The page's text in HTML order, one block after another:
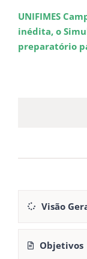
UNIFIMES
inédita, o
preparatório
Visão
Objetivos